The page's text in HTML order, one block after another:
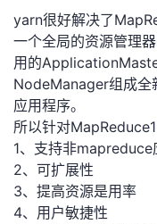
播
活
动
的
关
注
我
的
开
发
者
我
的
Programs
我
的
支
yarn很好解决了
一个全局的资源管理
用的
NodeManager组成全
应用程序。
所以针对
1、支持非mapreduce
2、可扩展性
3、提高资源是用率
4、用户敏捷性